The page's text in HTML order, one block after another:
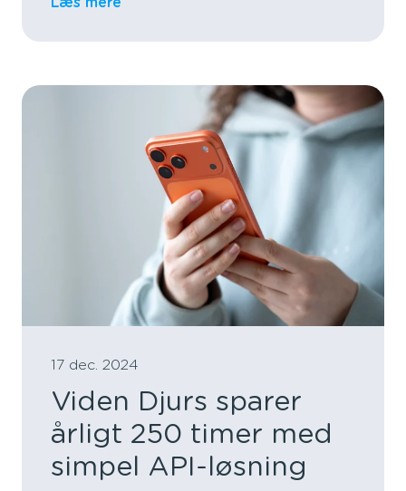
17 dec. 2024
Viden Djurs sparer
årligt 250 timer med
simpel API-løsning